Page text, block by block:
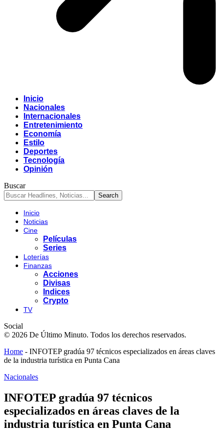
Inicio
Nacionales
Internacionales
Entretenimiento
Economía
Estilo
Deportes
Tecnología
Opinión
Buscar
Inicio
Noticias
Cine
Películas
Series
Loterías
Finanzas
Acciones
Divisas
Indices
Crypto
TV
Social
© 2026 De Último Minuto. Todos los derechos reservados.
Home - INFOTEP gradúa 97 técnicos especializados en áreas claves
de la industria turística en Punta Cana
Nacionales
INFOTEP gradúa 97 técnicos
especializados en áreas claves de la
industria turística en Punta Cana